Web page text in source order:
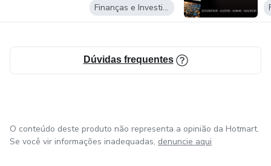
Finanças e Investimentos
Dúvidas frequentes
O conteúdo deste produto não representa a opinião da Hotmart.
Se você vir informações inadequadas, denuncie aqui